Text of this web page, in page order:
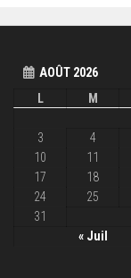
AOÛT 2026
L
M
« Juil
3
4
10
11
17
18
24
25
31